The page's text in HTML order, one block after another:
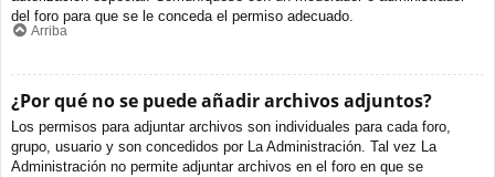
del foro para que se le conceda el permiso adecuado.
Arriba
¿Por qué no se puede añadir archivos adjuntos?
Los permisos para adjuntar archivos son individuales para cada foro,
grupo, usuario y son concedidos por La Administración. Tal vez La
Administración no permite adjuntar archivos en el foro en que se